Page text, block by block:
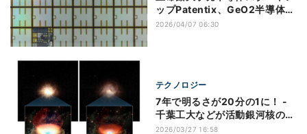
ップPatentix、GeO2半導体の
実用化に向け約1.5億円を調達
2026/04/07 06:30
テクノロジー
7年で明るさが20分の1に！ -
千葉工大などが活動銀河核の急
激な減光発見
2026/03/27 16:58